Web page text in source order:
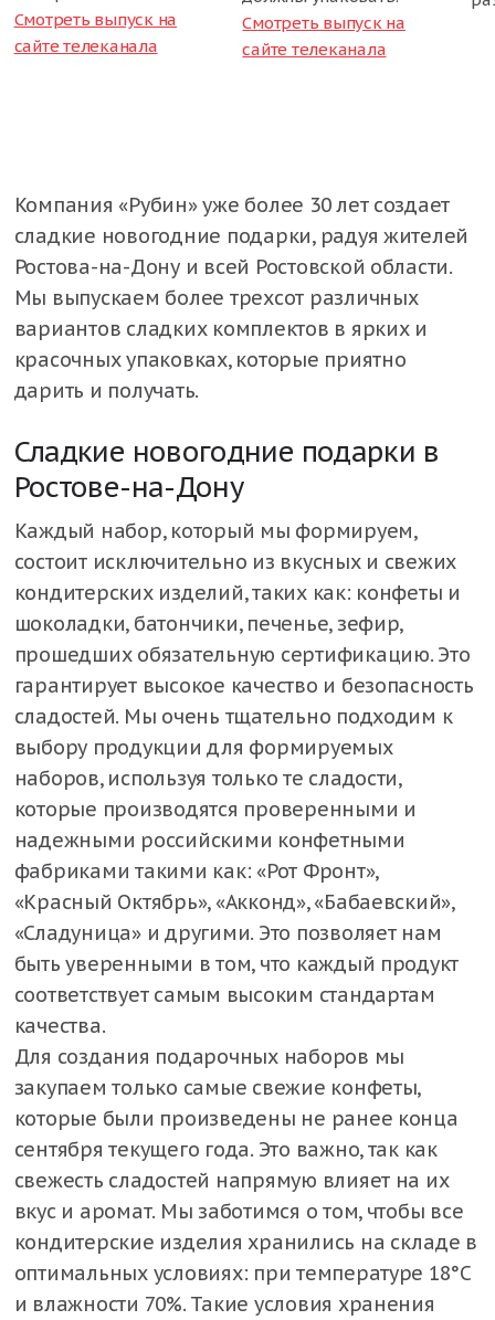
Смотреть выпуск на
сайте телеканала
Смотреть выпуск на
сайте телеканала
Компания «Рубин» уже более 30 лет создает
сладкие новогодние подарки, радуя жителей
Ростова-на-Дону и всей Ростовской области.
Мы выпускаем более трехсот различных
вариантов сладких комплектов в ярких и
красочных упаковках, которые приятно
дарить и получать.
Сладкие новогодние подарки в
Ростове-на-Дону
Каждый набор, который мы формируем,
состоит исключительно из вкусных и свежих
кондитерских изделий, таких как: конфеты и
шоколадки, батончики, печенье, зефир,
прошедших обязательную сертификацию. Это
гарантирует высокое качество и безопасность
сладостей. Мы очень тщательно подходим к
выбору продукции для формируемых
наборов, используя только те сладости,
которые производятся проверенными и
надежными российскими конфетными
фабриками такими как: «Рот Фронт»,
«Красный Октябрь», «Акконд», «Бабаевский»,
«Сладуница» и другими. Это позволяет нам
быть уверенными в том, что каждый продукт
соответствует самым высоким стандартам
качества.
Для создания подарочных наборов мы
закупаем только самые свежие конфеты,
которые были произведены не ранее конца
сентября текущего года. Это важно, так как
свежесть сладостей напрямую влияет на их
вкус и аромат. Мы заботимся о том, чтобы все
кондитерские изделия хранились на складе в
оптимальных условиях: при температуре 18°С
и влажности 70%. Такие условия хранения